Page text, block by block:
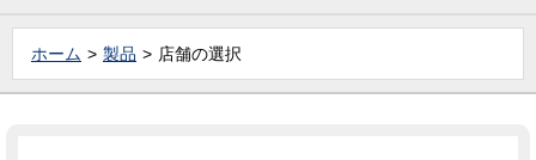
ホーム 製品 店舗の選択